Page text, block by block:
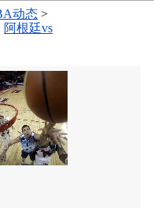
动态 >
阿根廷vs